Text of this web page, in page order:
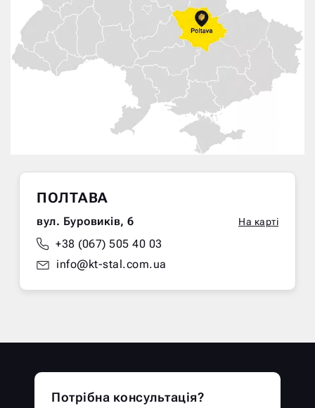
ПОЛТАВА
вул. Буровиків, 6 На карті
+38 (067) 505 40 03
info@kt-stal.com.ua
Потрібна консультація?